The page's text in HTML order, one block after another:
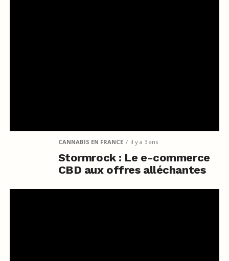
CANNABIS EN FRANCE il y a 3 ans
Stormrock : Le e-commerce
CBD aux offres alléchantes